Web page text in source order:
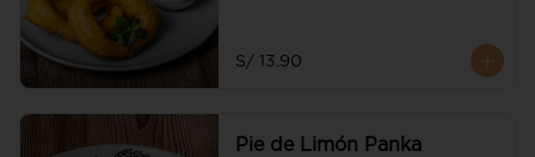
S/ 13.90
Pie de Limón Panka